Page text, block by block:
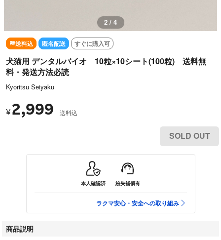
2 / 4
送料込 匿名配送 すぐに購入可
犬猫用 デンタルバイオ 10粒×10シート(100粒) 送料無
料・発送方法必読
Kyoritsu Seiyaku
¥ 2,999 送料込
SOLD OUT
本人確認済 紛失補償有
ラクマ安心・安全への取り組み
商品説明